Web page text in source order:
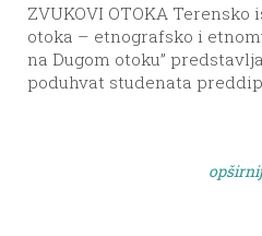
ZVUKOVI OTOKA Terensko
otoka – etnografsko i
na Dugom otoku”
poduhvat studenata
studenata muzikologije (u